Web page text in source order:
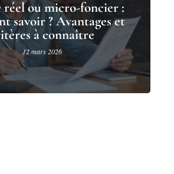
réel ou micro-foncier :
savoir ? Avantages et
à connaître
12 mars 2026